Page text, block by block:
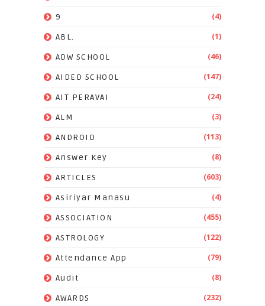
9 (4)
ABL. (1)
ADW SCHOOL (46)
AIDED SCHOOL (147)
AIT PERAVAI (24)
ALM (3)
ANDROID (113)
Answer Key (8)
ARTICLES (603)
Asiriyar Manasu (4)
ASSOCIATION (455)
ASTROLOGY (122)
Attendance App (79)
Audit (8)
AWARDS (232)